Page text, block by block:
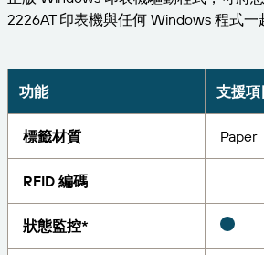
物品和庫存追蹤
資產追蹤功能
化學品
食品及飲料
醫材
製藥
成功案例
部落格
網路研討會
價和服務。
合作夥伴入口網站
操作方法文章。
提交支援請求，取得目前提供支援的
技術協助。
合作夥
Seagull Software
2226AT 印表機與任何 Windows 程式一
功能 支援項
標籤材質 Paper
RFID 編碼
狀態監控*